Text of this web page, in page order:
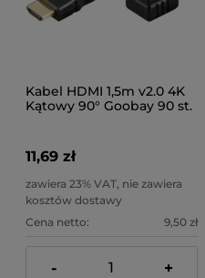
Kabel HDMI 1,5m v2.0 4K
Kątowy 90° Goobay 90 st.
11,69 zł
zawiera 23% VAT, nie zawiera
kosztów dostawy
Cena netto:
9,50 zł
- +